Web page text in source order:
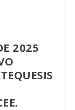
2025